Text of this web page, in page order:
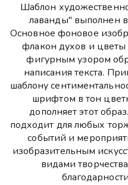
Шаблон
лаванды" выполнен
Основное фоновое
флакон духов и
фигурным узором
написания текста.
шаблону
шрифтом в тон
дополняет этот
подходит для любых
событий и
изобразительным
видами